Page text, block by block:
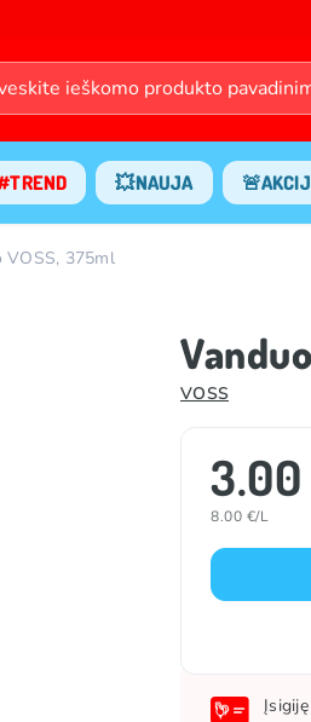
💥NAUJA
VOSS, 375ml
VOSS
8.00 €/L